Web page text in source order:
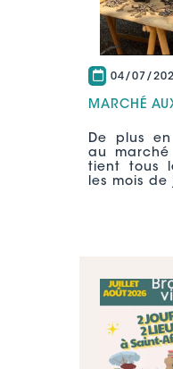
04/07/
MARCHÉ
De plus
au
tient tous
les mois